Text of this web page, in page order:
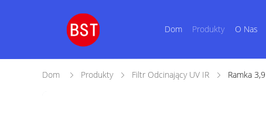
Dom Produkty O Nas
Dom Produkty Filtr Odcinający UV IR Ramka